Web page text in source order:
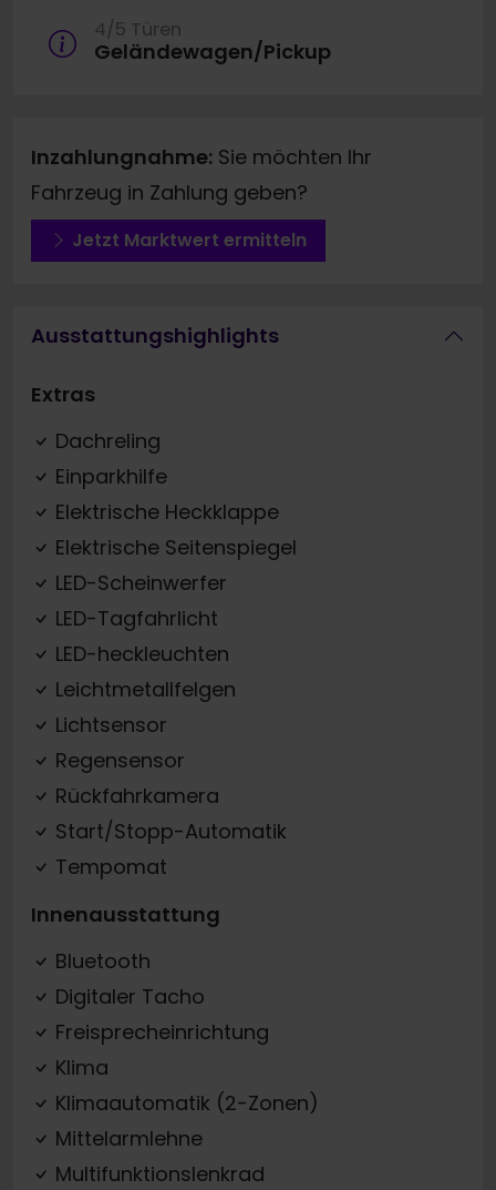
4/5 Türen
Geländewagen/Pickup
Inzahlungnahme: Sie möchten Ihr
Fahrzeug in Zahlung geben?
Jetzt Marktwert ermitteln
Ausstattungshighlights
Extras
Dachreling
Einparkhilfe
Elektrische Heckklappe
Elektrische Seitenspiegel
LED-Scheinwerfer
LED-Tagfahrlicht
LED-heckleuchten
Leichtmetallfelgen
Lichtsensor
Regensensor
Rückfahrkamera
Start/Stopp-Automatik
Tempomat
Innenausstattung
Bluetooth
Digitaler Tacho
Freisprecheinrichtung
Klima
Klimaautomatik (2-Zonen)
Mittelarmlehne
Multifunktionslenkrad